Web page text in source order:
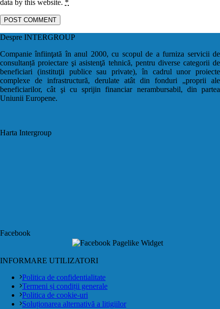
data by this website. *
Despre INTERGROUP
Companie înfiinţată în anul 2000, cu scopul de a furniza servicii de
consultanță proiectare şi asistenţă tehnică, pentru diverse categorii de
beneficiari (instituţii publice sau private), în cadrul unor proiecte
complexe de infrastructură, derulate atât din fonduri „proprii ale
beneficiarilor, cât şi cu sprijin financiar nerambursabil, din partea
Uniunii Europene.
Harta Intergroup
Facebook
INFORMARE UTILIZATORI
Politica de confidentialitate
Termeni și condiții generale
Politica de cookie-uri
Soluționarea alternativă a litigiilor